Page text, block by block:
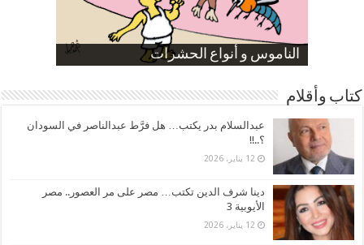
الناموس و أنواع الحشرات
الموظفين بعد ارتفاع الأسعار
ارتفاع نسبة الطلاق في مصر
صورة كاركاتيرية
صورة كاركاتيرية
كتاب وأقلام
عبدالسلام بدر يكتب… هل فرَّط عبدالناصر في السودان
؟..!!
12 يناير، 2026
دينا شرف الدين تكتب… مصر على مر العصور.. مصر
الأيوبية 3
12 يناير، 2026